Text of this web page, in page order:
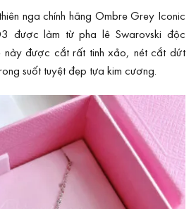
nga chính hãng Ombre Grey Iconic
được làm từ pha lê Swarovski độc
này được cắt rất tinh xảo, nét cắt dứt
suốt tuyệt đẹp tựa kim cương.